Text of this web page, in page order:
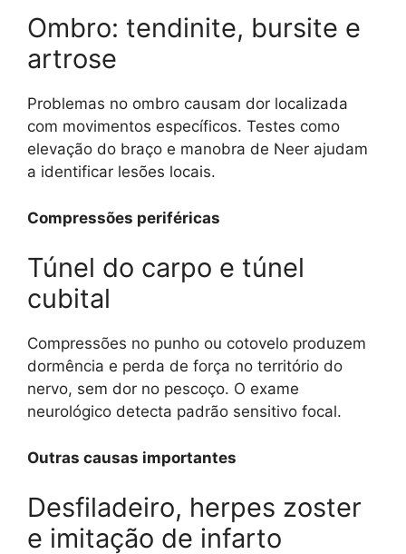
Ombro: tendinite, bursite e
artrose
Problemas no ombro causam dor localizada
com movimentos específicos. Testes como
elevação do braço e manobra de Neer ajudam
a identificar lesões locais.
Compressões periféricas
Túnel do carpo e túnel
cubital
Compressões no punho ou cotovelo produzem
dormência e perda de força no território do
nervo, sem dor no pescoço. O exame
neurológico detecta padrão sensitivo focal.
Outras causas importantes
Desfiladeiro, herpes zoster
e imitação de infarto